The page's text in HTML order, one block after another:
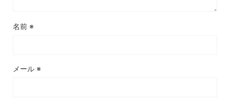
名前 ※
メール ※